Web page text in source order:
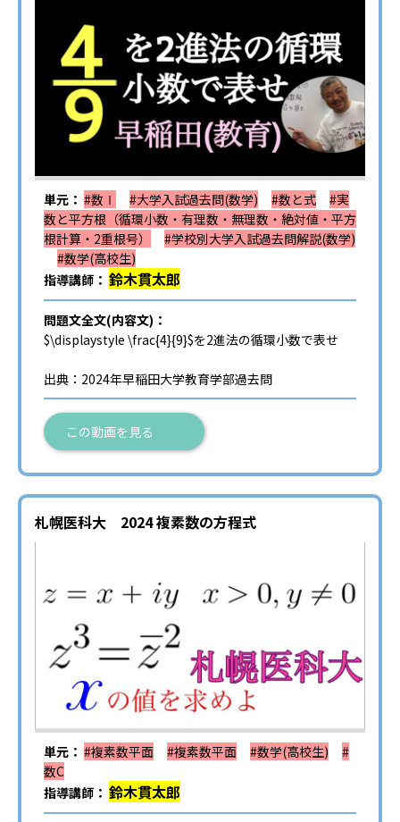
単元： #数Ⅰ #大学入試過去問(数学) #数と式
#実
数と平方根（循環小数・有理数・無理数・絶対値・平方
根計算・2重根号）
#学校別大学入試過去問解説(数学)
#数学(高校生)
指導講師： 鈴木貫太郎
問題文全文(内容文)：
$\displaystyle \frac{4}{9}$を2進法の循環小数で表せ
出典：2024年早稲田大学教育学部過去問
この動画を見る
札幌医科大 2024 複素数の方程式
単元： #複素数平面 #複素数平面 #数学(高校生)
#
数C
指導講師： 鈴木貫太郎